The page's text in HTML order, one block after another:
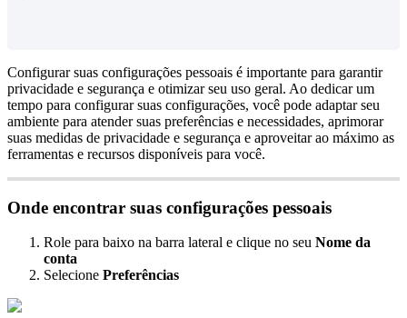
Configurar suas configurações pessoais é importante para garantir
privacidade e segurança e otimizar seu uso geral. Ao dedicar um
tempo para configurar suas configurações, você pode adaptar seu
ambiente para atender suas preferências e necessidades, aprimorar
suas medidas de privacidade e segurança e aproveitar ao máximo as
ferramentas e recursos disponíveis para você.
Onde encontrar suas configurações pessoais
Role para baixo na barra lateral e clique no seu Nome da
conta
Selecione Preferências